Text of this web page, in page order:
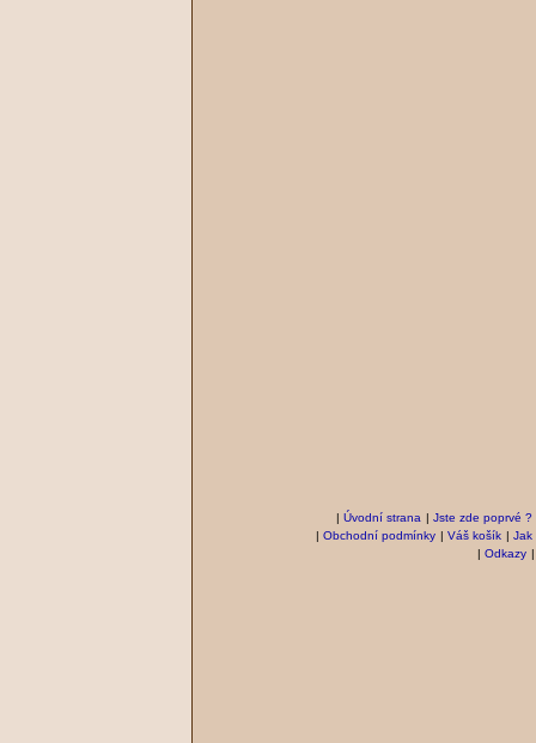
| Úvodní strana | Jste zde poprvé ?
| Obchodní podmínky | Váš košík | Jak
| Odkazy